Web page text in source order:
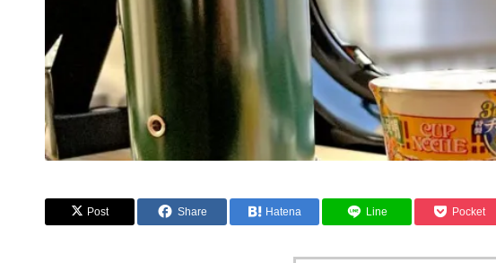
Post Share Hatena Line Pocket